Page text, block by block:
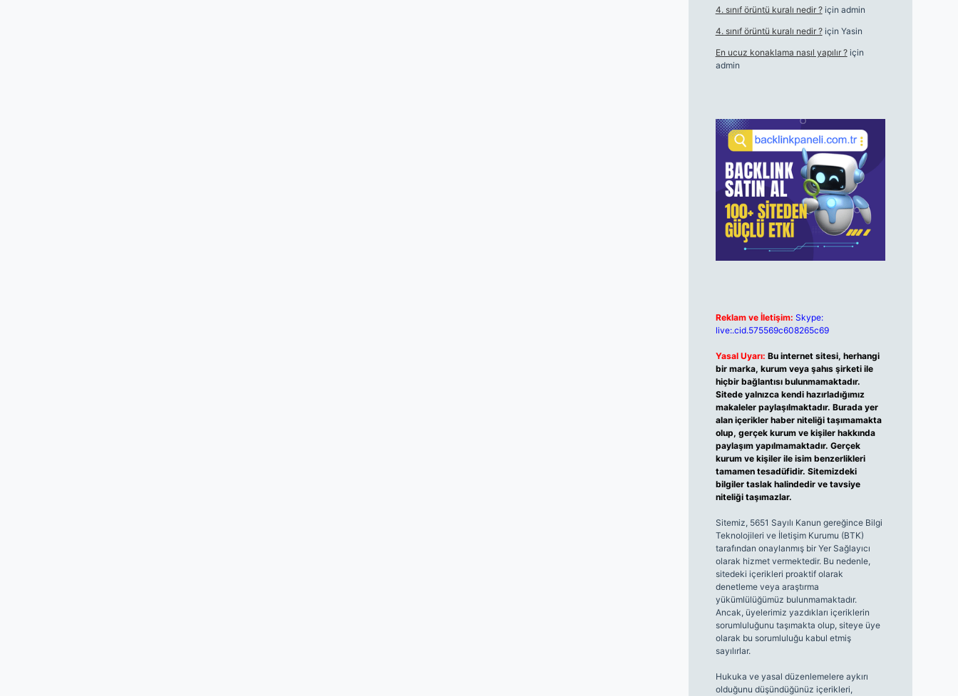
4. sınıf örüntü kuralı nedir ?için admin
4. sınıf örüntü kuralı nedir ?için Yasin
En ucuz konaklama nasıl yapılır ?için
admin
Reklam ve İletişim: Skype:
live:.cid.575569c608265c69
Yasal Uyarı: Bu internet sitesi, herhangi
bir marka, kurum veya şahıs şirketi ile
hiçbir bağlantısı bulunmamaktadır.
Sitede yalnızca kendi hazırladığımız
makaleler paylaşılmaktadır. Burada yer
alan içerikler haber niteliği taşımamakta
olup, gerçek kurum ve kişiler hakkında
paylaşım yapılmamaktadır. Gerçek
kurum ve kişiler ile isim benzerlikleri
tamamen tesadüfidir. Sitemizdeki
bilgiler taslak halindedir ve tavsiye
niteliği taşımazlar.
Sitemiz, 5651 Sayılı Kanun gereğince Bilgi
Teknolojileri ve İletişim Kurumu (BTK)
tarafından onaylanmış bir Yer Sağlayıcı
olarak hizmet vermektedir. Bu nedenle,
sitedeki içerikleri proaktif olarak
denetleme veya araştırma
yükümlülüğümüz bulunmamaktadır.
Ancak, üyelerimiz yazdıkları içeriklerin
sorumluluğunu taşımakta olup, siteye üye
olarak bu sorumluluğu kabul etmiş
sayılırlar.
Hukuka ve yasal düzenlemelere aykırı
olduğunu düşündüğünüz içerikleri,